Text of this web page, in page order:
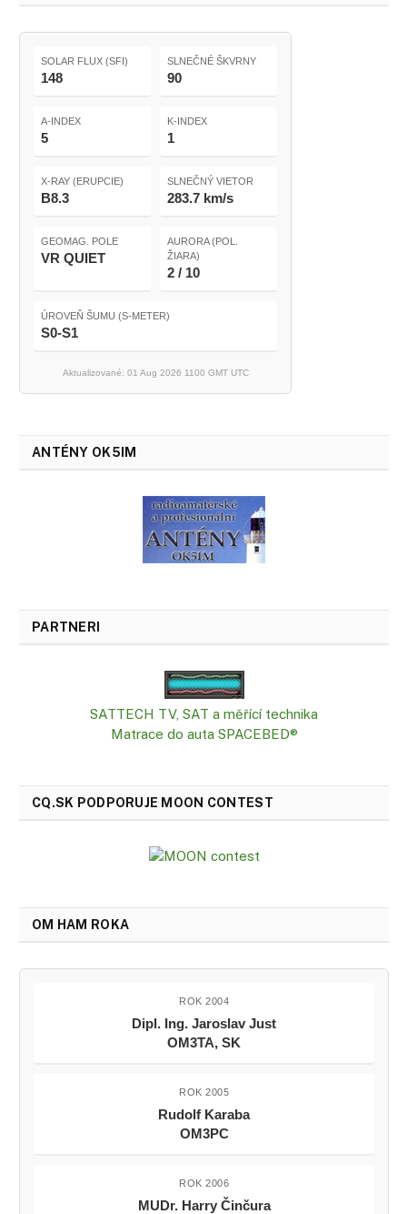
SOLAR FLUX (SFI)
148
SLNEČNÉ ŠKVRNY
90
A-INDEX
5
K-INDEX
1
X-RAY (ERUPCIE)
B8.3
SLNEČNÝ VIETOR
283.7 km/s
GEOMAG. POLE
VR QUIET
AURORA (POL.
ŽIARA)
2 / 10
ÚROVEŇ ŠUMU (S-METER)
S0-S1
Aktualizované: 01 Aug 2026 1100 GMT UTC
ANTÉNY OK5IM
PARTNERI
SATTECH TV, SAT a měřící technika
Matrace do auta SPACEBED®
CQ.SK PODPORUJE MOON CONTEST
OM HAM ROKA
ROK 2004
Dipl. Ing. Jaroslav Just
OM3TA, SK
ROK 2005
Rudolf Karaba
OM3PC
ROK 2006
MUDr. Harry Činčura